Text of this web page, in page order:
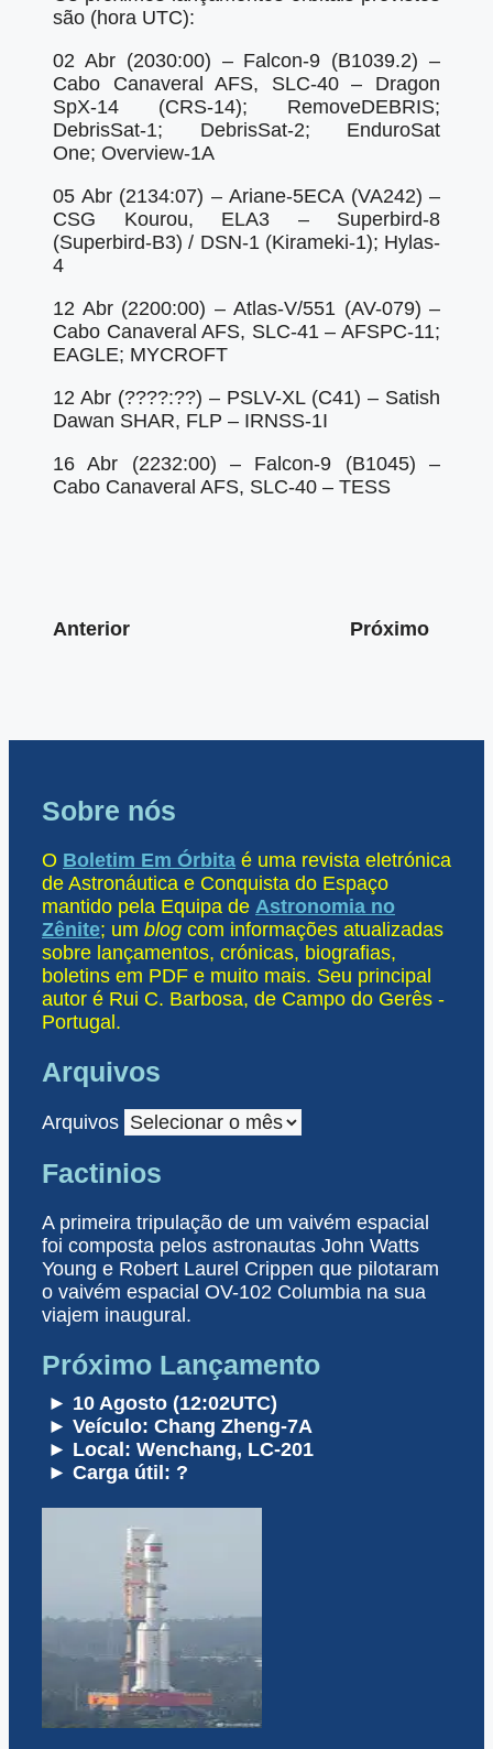
são (hora UTC):
02 Abr (2030:00) – Falcon-9 (B1039.2) –
Cabo Canaveral AFS, SLC-40 – Dragon
SpX-14 (CRS-14); RemoveDEBRIS;
DebrisSat-1; DebrisSat-2; EnduroSat
One; Overview-1A
05 Abr (2134:07) – Ariane-5ECA (VA242) –
CSG Kourou, ELA3 – Superbird-8
(Superbird-B3) / DSN-1 (Kirameki-1); Hylas-
4
12 Abr (2200:00) – Atlas-V/551 (AV-079) –
Cabo Canaveral AFS, SLC-41 – AFSPC-11;
EAGLE; MYCROFT
12 Abr (????:??) – PSLV-XL (C41) – Satish
Dawan SHAR, FLP – IRNSS-1I
16 Abr (2232:00) – Falcon-9 (B1045) –
Cabo Canaveral AFS, SLC-40 – TESS
Anterior Próximo
Sobre nós
O Boletim Em Órbita é uma revista eletrónica
de Astronáutica e Conquista do Espaço
mantido pela Equipa de Astronomia no
Zênite; um blog com informações atualizadas
sobre lançamentos, crónicas, biografias,
boletins em PDF e muito mais. Seu principal
autor é Rui C. Barbosa, de Campo do Gerês -
Portugal.
Arquivos
Arquivos
Factinios
A primeira tripulação de um vaivém espacial
foi composta pelos astronautas John Watts
Young e Robert Laurel Crippen que pilotaram
o vaivém espacial OV-102 Columbia na sua
viajem inaugural.
Próximo Lançamento
► 10 Agosto (12:02UTC)
► Veículo: Chang Zheng-7A
► Local: Wenchang, LC-201
► Carga útil: ?